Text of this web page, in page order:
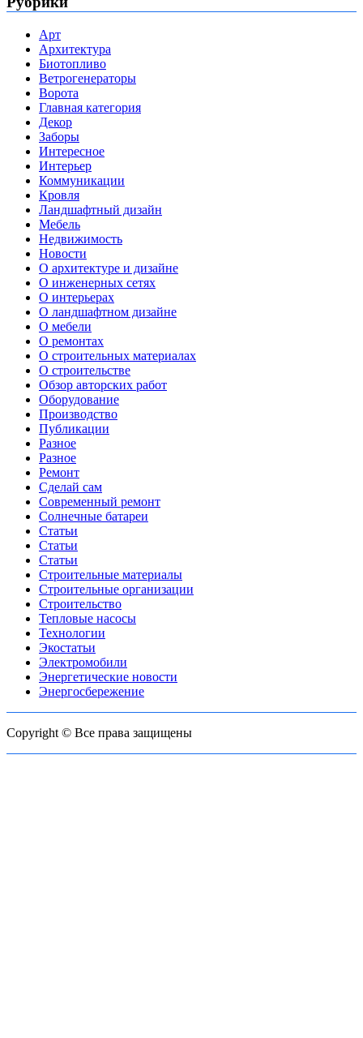
Арт
Архитектура
Биотопливо
Ветрогенераторы
Ворота
Главная категория
Декор
Заборы
Интересное
Интерьер
Коммуникации
Кровля
Ландшафтный дизайн
Мебель
Недвижимость
Новости
О архитектуре и дизайне
О инженерных сетях
О интерьерах
О ландшафтном дизайне
О мебели
О ремонтах
О строительных материалах
О строительстве
Обзор авторских работ
Оборудование
Производство
Публикации
Разное
Разное
Ремонт
Сделай сам
Современный ремонт
Солнечные батареи
Статьи
Статьи
Статьи
Строительные материалы
Строительные организации
Строительство
Тепловые насосы
Технологии
Экостатьи
Электромобили
Энергетические новости
Энергосбережение
Copyright © Все права защищены